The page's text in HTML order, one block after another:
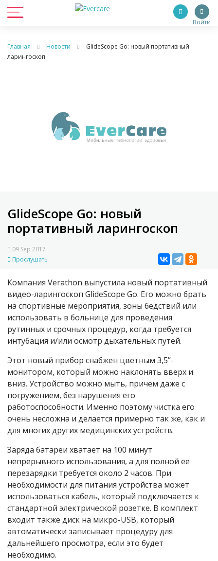
Войти
Главная Новости
GlideScope Go: новый портативный
ларингоскоп
GlideScope Go: новый
портативный ларингоскоп
09 Sep 2017
Прослушать
Компания Verathon выпустила новый портативный
видео-ларингоскоп GlideScope Go. Его можно брать
на спортивные мероприятия, зоны бедствий или
использовать в больнице для проведения
рутинных и срочных процедур, когда требуется
интубация и/или осмотр дыхательных путей.
Этот новый прибор снабжен цветным 3,5”-
монитором, который можно наклонять вверх и
вниз. Устройство можно мыть, причем даже с
погружением, без нарушения его
работоспособности. Именно поэтому чистка его
очень несложна и делается примерно так же, как и
для многих других медицинских устройств.
Заряда батареи хватает на 100 минут
непрерывного использования, а для полной ее
перезарядки требуется около 2 часов. При
необходимости для питания устройства может
использоваться кабель, который подключается к
стандартной электрической розетке. В комплект
входит также диск на микро-USB, который
автоматически записывает процедуру для
дальнейшего просмотра, если это будет
необходимо.